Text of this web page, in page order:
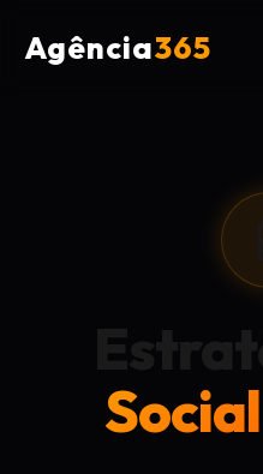
Agência365